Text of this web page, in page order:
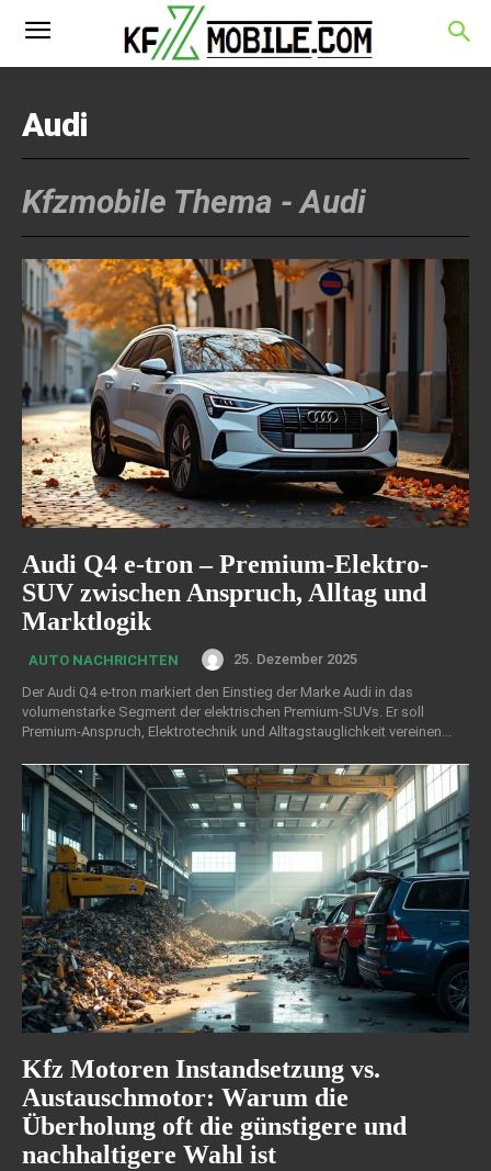
Audi
Kfzmobile Thema -Audi
Audi Q4 e-tron – Premium-Elektro-
SUV zwischen Anspruch, Alltag und
Marktlogik
AUTO NACHRICHTEN
25. Dezember 2025
Der Audi Q4 e-tron markiert den Einstieg der Marke Audi in das
volumenstarke Segment der elektrischen Premium-SUVs. Er soll
Premium-Anspruch, Elektrotechnik und Alltagstauglichkeit vereinen...
Kfz Motoren Instandsetzung vs.
Austauschmotor: Warum die
Überholung oft die günstigere und
nachhaltigere Wahl ist